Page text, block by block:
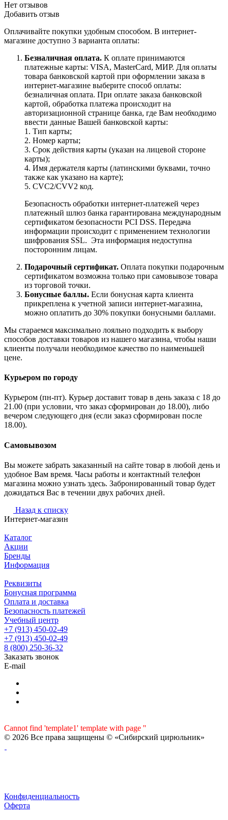
Нет отзывов
Добавить отзыв
Оплачивайте покупки удобным способом. В интернет-
магазине доступно 3 варианта оплаты:
Безналичная оплата. К оплате принимаются
платежные карты: VISA, MasterCard, МИР. Для оплаты
товара банковской картой при оформлении заказа в
интернет-магазине выберите способ оплаты:
безналичная оплата. При оплате заказа банковской
картой, обработка платежа происходит на
авторизационной странице банка, где Вам необходимо
ввести данные Вашей банковской карты:
1. Тип карты;
2. Номер карты;
3. Срок действия карты (указан на лицевой стороне
карты);
4. Имя держателя карты (латинскими буквами, точно
также как указано на карте);
5. CVC2/CVV2 код.
Безопасность обработки интернет-платежей через
платежный шлюз банка гарантирована международным
сертификатом безопасности PCI DSS. Передача
информации происходит с применением технологии
шифрования SSL. Эта информация недоступна
посторонним лицам.
Подарочный сертификат. Оплата покупки подарочным
сертификатом возможна только при самовывозе товара
из торговой точки.
Бонусные баллы. Если бонусная карта клиента
прикреплена к учетной записи интернет-магазина,
можно оплатить до 30% покупки бонусными баллами.
Мы стараемся максимально лояльно подходить к выбору
способов доставки товаров из нашего магазина, чтобы наши
клиенты получали необходимое качество по наименьшей
цене.
Курьером по городу
Курьером (пн-пт). Курьер доставит товар в день заказа с 18 до
21.00 (при условии, что заказ сформирован до 18.00), либо
вечером следующего дня (если заказ сформирован после
18.00).
Самовывозом
Вы можете забрать заказанный на сайте товар в любой день и
удобное Вам время. Часы работы и контактный телефон
магазина можно узнать здесь. Забронированный товар будет
дожидаться Вас в течении двух рабочих дней.
Назад к списку
Интернет-магазин
Каталог
Акции
Бренды
Информация
Реквизиты
Бонусная программа
Оплата и доставка
Безопасность платежей
Учебный центр
+7 (913) 450-02-49
+7 (913) 450-02-49
8 (800) 250-36-32
Заказать звонок
E-mail
Cannot find 'template1' template with page ''
© 2026 Все права защищены © «Сибирский цирюльник»
Конфиденциальность
Оферта